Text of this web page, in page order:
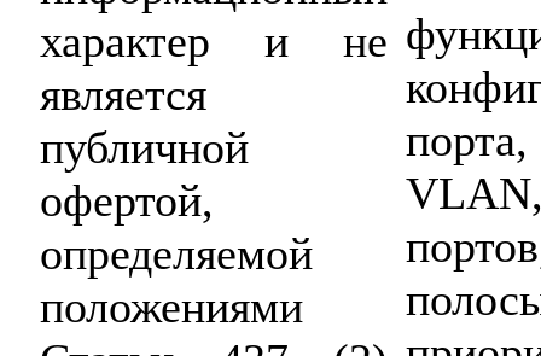
характер и не
является
публичной
офертой,
определяемой
положениями